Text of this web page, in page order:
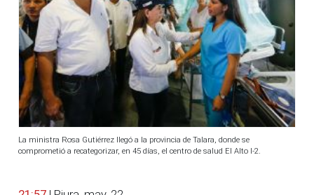
La ministra Rosa Gutiérrez llegó a la provincia de Talara, donde se
comprometió a recategorizar, en 45 días, el centro de salud El Alto I-2.